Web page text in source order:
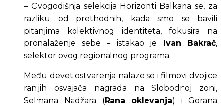
– Ovogodišnja selekcija Horizonti Balkana se, za
razliku od prethodnih, kada smo se bavili
pitanjima kolektivnog identiteta, fokusira na
pronalaženje sebe – istakao je
Ivan Bakrač,
selektor ovog regionalnog programa.
Među devet ostvarenja nalaze se i filmovi dvojice
ranijih osvajača nagrada na Slobodnoj zoni,
Selmana Nadžara (Rana oklevanja) i Gorana